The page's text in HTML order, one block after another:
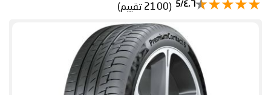
٤٫٦/5 (2100 تقييم)